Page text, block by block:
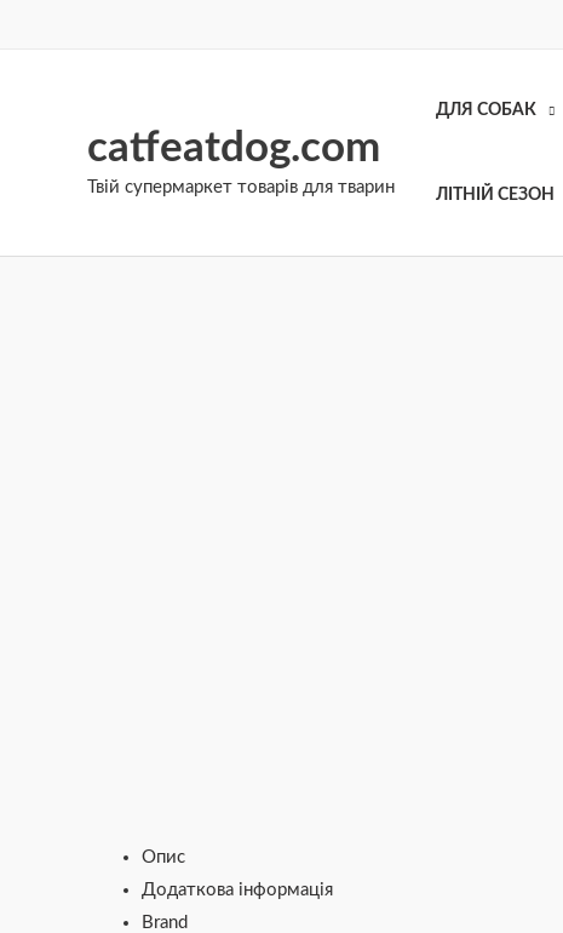
catfeatdog.com
Твій супермаркет товарів для тварин
ДЛЯ СОБАК
ЛІТНІЙ СЕЗОН
Опис
Додаткова інформація
Brand